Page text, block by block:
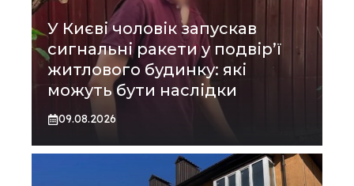
У Києві чоловік запускав
сигнальні ракети у подвір’ї
житлового будинку: які
можуть бути наслідки
09.08.2026